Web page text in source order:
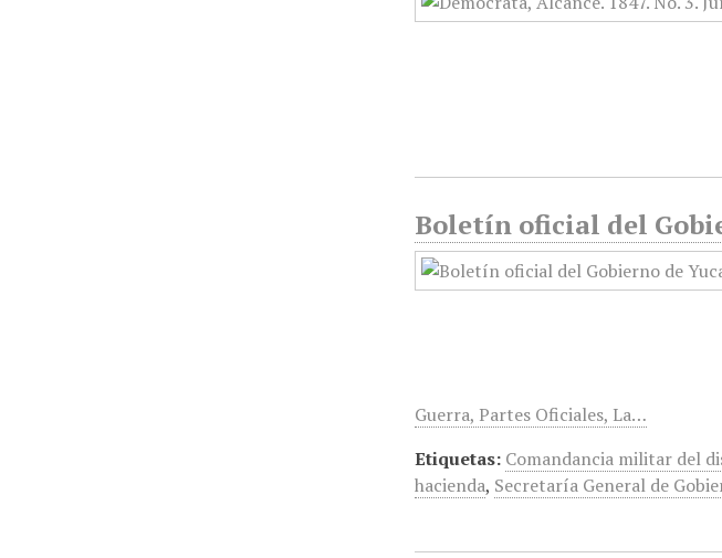
Boletín oficial del
Guerra, Partes Oficiales, La…
Etiquetas: Comandancia militar del
hacienda, Secretaría General de